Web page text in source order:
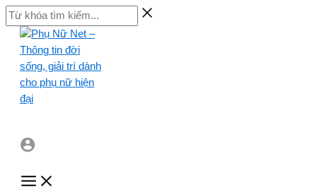
Skip
to
content
Từ
khóa
kiếm...
Main
Menu